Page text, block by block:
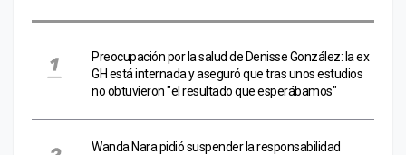
Preocupación por la salud de Denisse González: la ex
GH está internada y aseguró que tras unos estudios
no obtuvieron "el resultado que esperábamos"
Wanda Nara pidió suspender la responsabilidad